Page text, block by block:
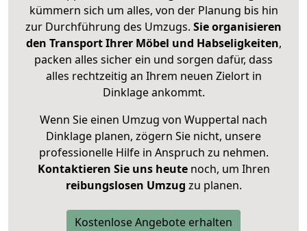
kümmern sich um alles, von der Planung bis hin
zur Durchführung des Umzugs. Sie organisieren
den Transport Ihrer Möbel und Habseligkeiten,
packen alles sicher ein und sorgen dafür, dass
alles rechtzeitig an Ihrem neuen Zielort in
Dinklage ankommt.
Wenn Sie einen Umzug von Wuppertal nach
Dinklage planen, zögern Sie nicht, unsere
professionelle Hilfe in Anspruch zu nehmen.
Kontaktieren Sie uns heutenoch, um Ihren
reibungslosen Umzug zu planen.
Kostenlose Angebote erhalten